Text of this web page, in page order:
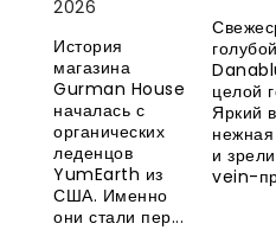
история
органических
леденцов
YumEarth
2026
История
магазина
Gurman House
началась с
органических
леденцов
YumEarth из
США. Именно
они стали пер...
целой
Яркий
нежная
и
vein-